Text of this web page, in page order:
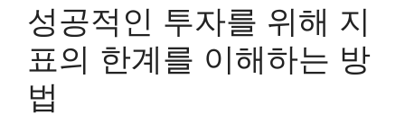
성공적인 투자를 위해 지
표의 한계를 이해하는 방
법